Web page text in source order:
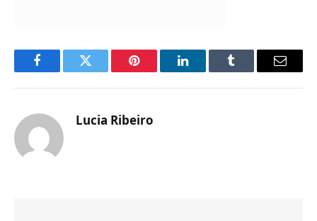
FacebookTwitter Pinterest LinkedInTumblr Email
Lucia Ribeiro